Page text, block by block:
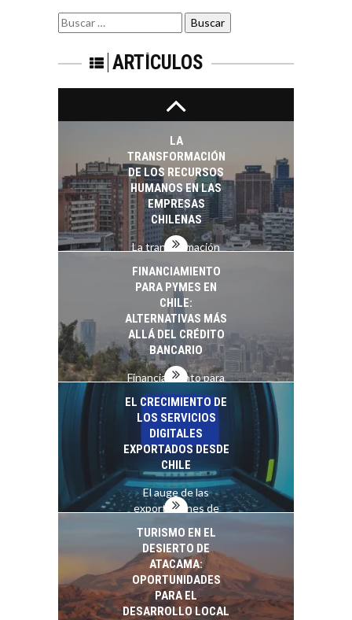
Buscar
por:
ARTÍCULOS
CAPITAL DE RIESGO
EN CHILE:
PARA STARTUPS Y
NUEVOS NEGOCIOS
Capital de riesgo en
Chile: motor de
startups…
LA
TRANSFORMACIÓN
DE LOS RECURSOS
HUMANOS EN LAS
EMPRESAS
CHILENAS
La transformación
recursos humanos en
las empresas…
FINANCIAMIENTO
PARA PYMES EN
CHILE:
ALTERNATIVAS MÁS
ALLÁ DEL CRÉDITO
BANCARIO
Financiamiento para
pymes en Chile:
alternativas que
trascienden el
crédito…
EL CRECIMIENTO DE
LOS SERVICIOS
DIGITALES
EXPORTADOS DESDE
CHILE
El auge de las
exportaciones de
Chile:…
TURISMO EN EL
DESIERTO DE
ATACAMA:
OPORTUNIDADES
PARA EL
DESARROLLO LOCAL